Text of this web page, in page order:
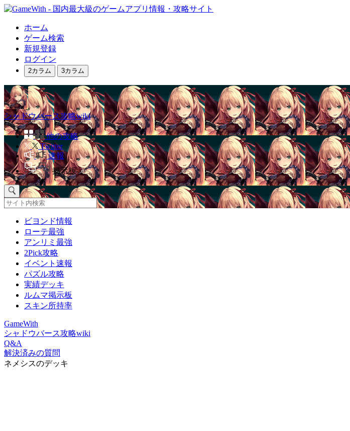
ホーム
ゲーム検索
新規登録
ログイン
2カラム 3カラム
シャドウバース攻略wiki
他の攻略
Twitter
速報
掲示板
ビヨンド情報
ローテ最強
アンリミ最強
2Pick攻略
イベント速報
パズル攻略
実績デッキ
ルムマ掲示板
スキン所持率
GameWith
シャドウバース攻略wiki
Q&A
解決済みの質問
ネメシスのデッキ